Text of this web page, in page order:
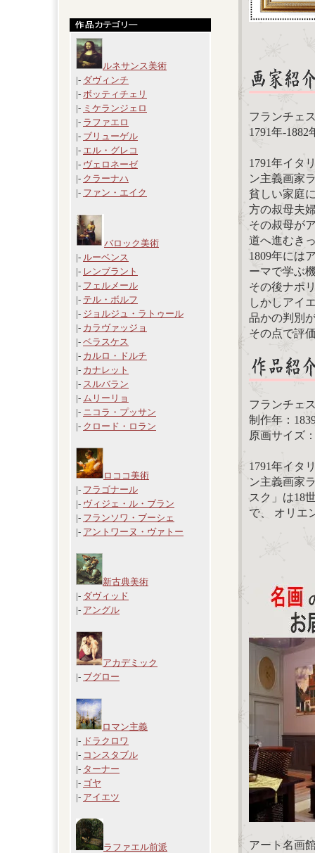
ルネサンス美術
|- ダヴィンチ
|- ボッティチェリ
|- ミケランジェロ
|- ラファエロ
|- ブリューゲル
|- エル・グレコ
|- ヴェロネーゼ
|- クラーナハ
|- ファン・エイク
バロック美術
|- ルーベンス
|- レンブラント
|- フェルメール
|- テル・ボルフ
|- ジョルジュ・ラトゥール
|- カラヴァッジョ
|- ベラスケス
|- カルロ・ドルチ
|- カナレット
|- スルバラン
|- ムリーリョ
|- ニコラ・プッサン
|- クロード・ロラン
ロココ美術
|- フラゴナール
|- ヴィジェ・ル・ブラン
|- フランソワ・ブーシェ
|- アントワーヌ・ヴァトー
新古典美術
|- ダヴィッド
|- アングル
アカデミック
|- ブグロー
ロマン主義
|- ドラクロワ
|- コンスタブル
|- ターナー
|- ゴヤ
|- アイエツ
ラファエル前派
フランチェ
1791年-
1791年イタ
ン主義画家
貧しい家庭
方の叔母夫
その叔母が
道へ進むき
1809年には
ーマで学ぶ
その後ナポ
しかしアイ
品かの判別
その点で評
フランチェ
制作年：
原画サイズ
1791年イタ
ン主義画家
スク」は18
で、 オリエ
アート名画